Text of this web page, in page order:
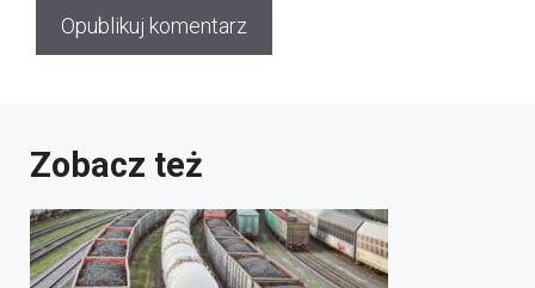
Zobacz też